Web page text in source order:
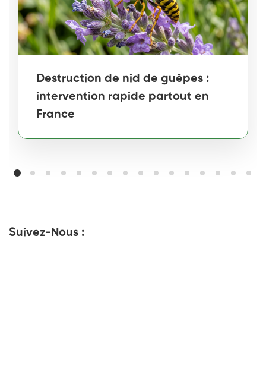
Destruction de nid de guêpes :
intervention rapide partout en
France
Suivez-Nous :